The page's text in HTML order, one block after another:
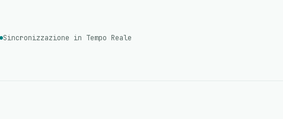
Sincronizzazione in Tempo Reale